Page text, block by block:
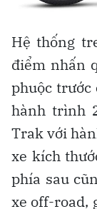
Hệ thống
điểm nhấn
phuộc
hành trình
Trak với
xe kích
phía sau
xe off-road,